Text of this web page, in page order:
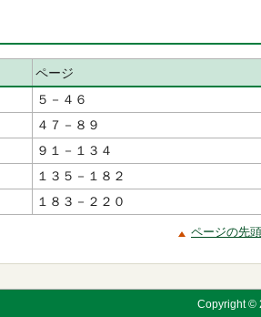
ページ
５－４６
４７－８９
９１－１３４
１３５－１８２
１８３－２２０
ページの先
Copyright ©